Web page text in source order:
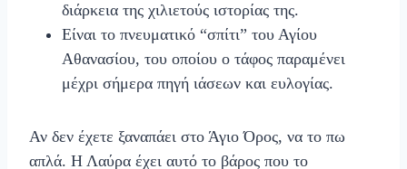
διάρκεια της χιλιετούς ιστορίας της.
Είναι το πνευματικό “σπίτι” του Αγίου
Αθανασίου, του οποίου ο τάφος παραμένει
μέχρι σήμερα πηγή ιάσεων και ευλογίας.
Αν δεν έχετε ξαναπάει στο Άγιο Όρος, να το πω
απλά. Η Λαύρα έχει αυτό το βάρος που το